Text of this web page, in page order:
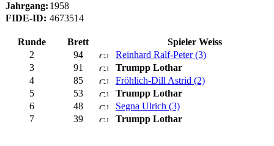
Jahrgang: 1958
FIDE-ID: 4673514
Runde Brett
Spieler Weiss
2
94
Reinhard Ralf-Peter (3)
3
91
Trumpp Lothar
4
85
Fröhlich-Dill Astrid (2)
5
53
Trumpp Lothar
6
48
Segna Ulrich (3)
7
39 Trumpp Lothar